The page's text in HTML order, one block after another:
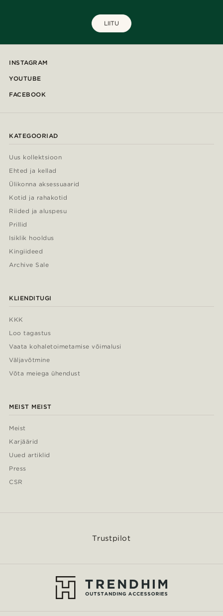
LIITU
INSTAGRAM
YOUTUBE
FACEBOOK
KATEGOORIAD
Uus kollektsioon
Ehted ja kellad
Ülikonna aksessuaarid
Kotid ja rahakotid
Riided ja aluspesu
Prillid
Isiklik hooldus
Kingiideed
Archive Sale
KLIENDITUGI
KKK
Loo tagastus
Vaata kohaletoimetamise võimalusi
Väljavõtmine
Võta meiega ühendust
MEIST MEIST
Meist
Karjäärid
Uued artiklid
Press
CSR
Trustpilot